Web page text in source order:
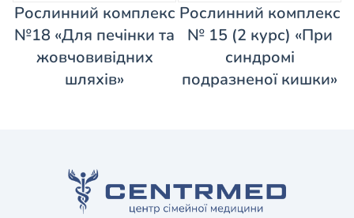
Рослинний комплекс
№18 «Для печінки та
жовчовивідних
шляхів»
Рослинний комплекс
№ 15 (2 курс) «При
синдромі
подразненої кишки»